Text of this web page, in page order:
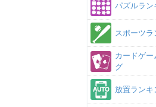
パズルラン
スポーツラ
カードゲー
グ
放置ランキ